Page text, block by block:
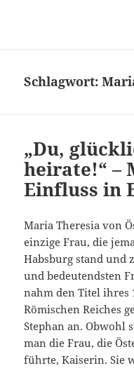
Schlagwort:
„Du,
heirate!“ –
Einfluss in
Maria Theresia von
einzige Frau, die
Habsburg stand und
und bedeutendsten
nahm den Titel ihres
Römischen Reiches
Stephan an. Obwohl
man die Frau, die
führte, Kaiserin. Sie